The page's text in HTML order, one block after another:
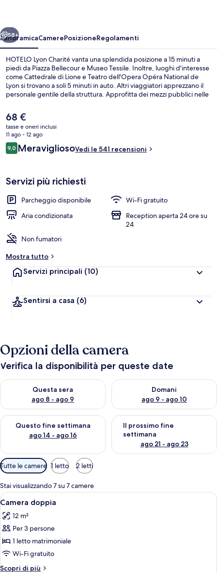
Avanti
58+
PanoramicaCamerePosizioneRegolamenti
HOTELO Lyon Charité vanta una splendida posizione a 15 minuti a
piedi da Piazza Bellecour e Museo Tessile. Inoltre, luoghi d'interesse
come Cattedrale di Lione e Teatro dell'Opera Opéra National de
Lyon si trovano a soli 5 minuti in auto. Altri viaggiatori apprezzano il
personale gentile della struttura. Approfitta dei mezzi pubblici nelle
tram di Quai Claude Bernard a 7 min a piedi.
Il
prezzo
attuale
è
68 €
68 €
tasse e oneri inclusi
11 ago - 12 ago
Recensioni
9,09,0 su 10
MeravigliosoVedi le 541 recensioni
Servizi più richiesti
Parcheggio disponibile
Wi-Fi gratuito
Aria condizionata
Reception aperta 24 ore su
24
Non fumatori
Mostra tutto
Servizi principali (10)
Sentirsi a casa (6)
Opzioni della camera
Verifica la disponibilità per queste date
Questa sera
ago 8 - ago 9
Verifica la disponibilità per questa sera, ago 8 - ago 9
Domani
ago 9 - ago 10
Verifica la disponibilità per
Questo fine settimana
ago 14 - ago 16
Verifica la disponibilità per questo fine settimana, ago 14 -
Il prossimo fine
settimana
ago 21 - ago 23
Verifica la disponibilità per il
Filtri
disponibili
per
le
camere
Tutte le camere 1 letto 2 letti
Stai visualizzando 7 su 7 camere
Apri
tutte
le
foto
per
Camera
doppia
Una lampada dal collo curvo e dal
7
Camera doppia
12 m²
Per 3 persone
1 letto matrimoniale
Wi-Fi gratuito
Scopri di più
Altri